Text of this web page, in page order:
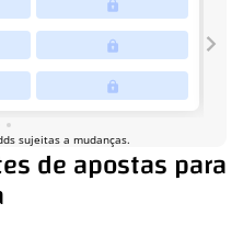
de apostas para